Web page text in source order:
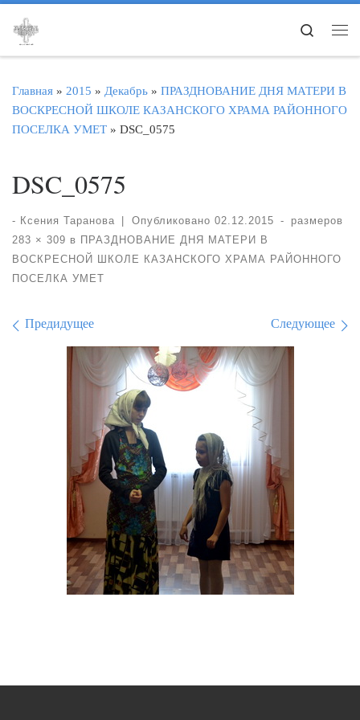
Перейти к содержимому
Search
Главная » 2015 » Декабрь » ПРАЗДНОВАНИЕ ДНЯ МАТЕРИ В
ВОСКРЕСНОЙ ШКОЛЕ КАЗАНСКОГО ХРАМА РАЙОННОГО
ПОСЕЛКА УМЕТ » DSC_0575
DSC_0575
- Ксения Таранова Опубликовано 02.12.2015 -
размеров
283 × 309 в ПРАЗДНОВАНИЕ ДНЯ МАТЕРИ В
ВОСКРЕСНОЙ ШКОЛЕ КАЗАНСКОГО ХРАМА РАЙОННОГО
ПОСЕЛКА УМЕТ
Навигация по
Предидущее Следующее